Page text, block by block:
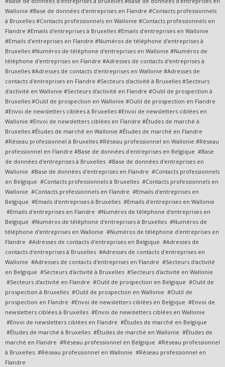
Wallonie #Base de données d'entreprises en Flandre #Contacts professionnels
à Bruxelles #Contacts professionnels en Wallonie #Contacts professionnels en
Flandre #Emails d'entreprises à Bruxelles #Emails d'entreprises en Wallonie
#Emails d'entreprises en Flandre #Numéros de téléphone d'entreprises à
Bruxelles #Numéros de téléphone d'entreprises en Wallonie #Numéros de
téléphone d'entreprises en Flandre #Adresses de contacts d'entreprises à
Bruxelles #Adresses de contacts d'entreprises en Wallonie #Adresses de
contacts d'entreprises en Flandre #Secteurs d'activité à Bruxelles #Secteurs
d'activité en Wallonie #Secteurs d'activité en Flandre #Outil de prospection à
Bruxelles #Outil de prospection en Wallonie #Outil de prospection en Flandre
#Envoi de newsletters ciblées à Bruxelles #Envoi de newsletters ciblées en
Wallonie #Envoi de newsletters ciblées en Flandre #Études de marché à
Bruxelles #Études de marché en Wallonie #Études de marché en Flandre
#Réseau professionnel à Bruxelles #Réseau professionnel en Wallonie #Réseau
professionnel en Flandre #Base de données d'entreprises en Belgique #Base
de données d'entreprises à Bruxelles #Base de données d'entreprises en
Wallonie #Base de données d'entreprises en Flandre #Contacts professionnels
en Belgique #Contacts professionnels à Bruxelles #Contacts professionnels en
Wallonie #Contacts professionnels en Flandre #Emails d'entreprises en
Belgique #Emails d'entreprises à Bruxelles #Emails d'entreprises en Wallonie
#Emails d'entreprises en Flandre #Numéros de téléphone d'entreprises en
Belgique #Numéros de téléphone d'entreprises à Bruxelles #Numéros de
téléphone d'entreprises en Wallonie #Numéros de téléphone d'entreprises en
Flandre #Adresses de contacts d'entreprises en Belgique #Adresses de
contacts d'entreprises à Bruxelles #Adresses de contacts d'entreprises en
Wallonie #Adresses de contacts d'entreprises en Flandre #Secteurs d'activité
en Belgique #Secteurs d'activité à Bruxelles #Secteurs d'activité en Wallonie
#Secteurs d'activité en Flandre #Outil de prospection en Belgique #Outil de
prospection à Bruxelles #Outil de prospection en Wallonie #Outil de
prospection en Flandre #Envoi de newsletters ciblées en Belgique #Envoi de
newsletters ciblées à Bruxelles #Envoi de newsletters ciblées en Wallonie
#Envoi de newsletters ciblées en Flandre #Études de marché en Belgique
#Études de marché à Bruxelles #Études de marché en Wallonie #Études de
marché en Flandre #Réseau professionnel en Belgique #Réseau professionnel
à Bruxelles #Réseau professionnel en Wallonie #Réseau professionnel en
Flandre